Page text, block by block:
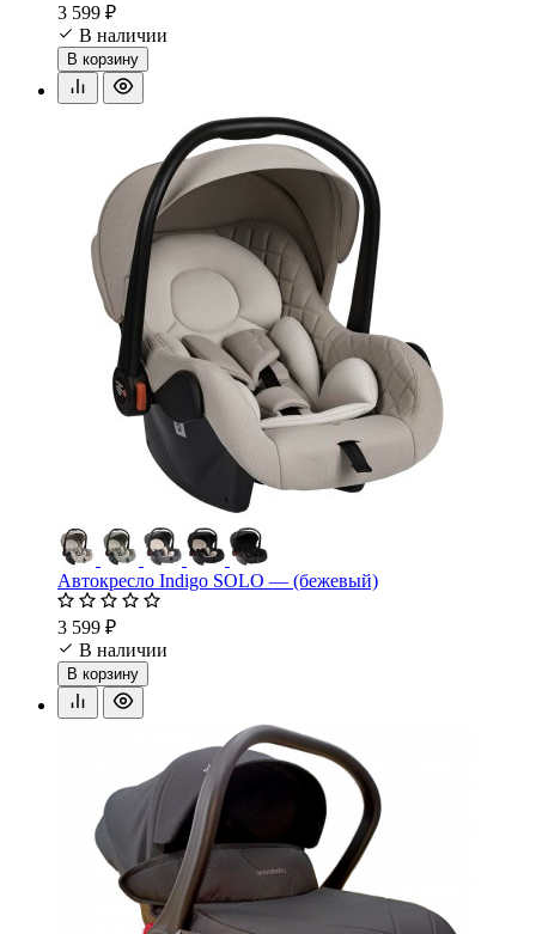
3 599 ₽
В наличии
В корзину
Автокресло Indigo SOLO — (бежевый)
3 599 ₽
В наличии
В корзину